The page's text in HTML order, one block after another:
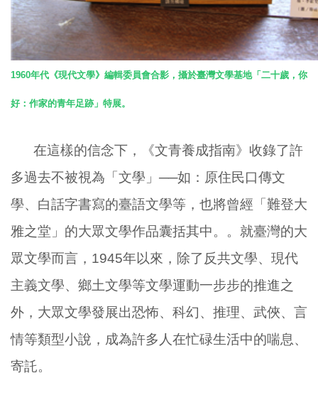
1960年代《現代文學》編輯委員會合影，攝於臺灣文學基地「二十歲，你
好：作家的青年足跡」特展。
在這樣的信念下，《文青養成指南》收錄了許
多過去不被視為「文學」──如：原住民口傳文
學、白話字書寫的臺語文學等，也將曾經「難登大
雅之堂」的大眾文學作品囊括其中。。就臺灣的大
眾文學而言， 1945年以來，除了反共文學、現代
主義文學、鄉土文學等文學運動一步步的推進之
外，大眾文學發展出恐怖、科幻、推理、武俠、言
情等類型小說，成為許多人在忙碌生活中的喘息、
寄託。